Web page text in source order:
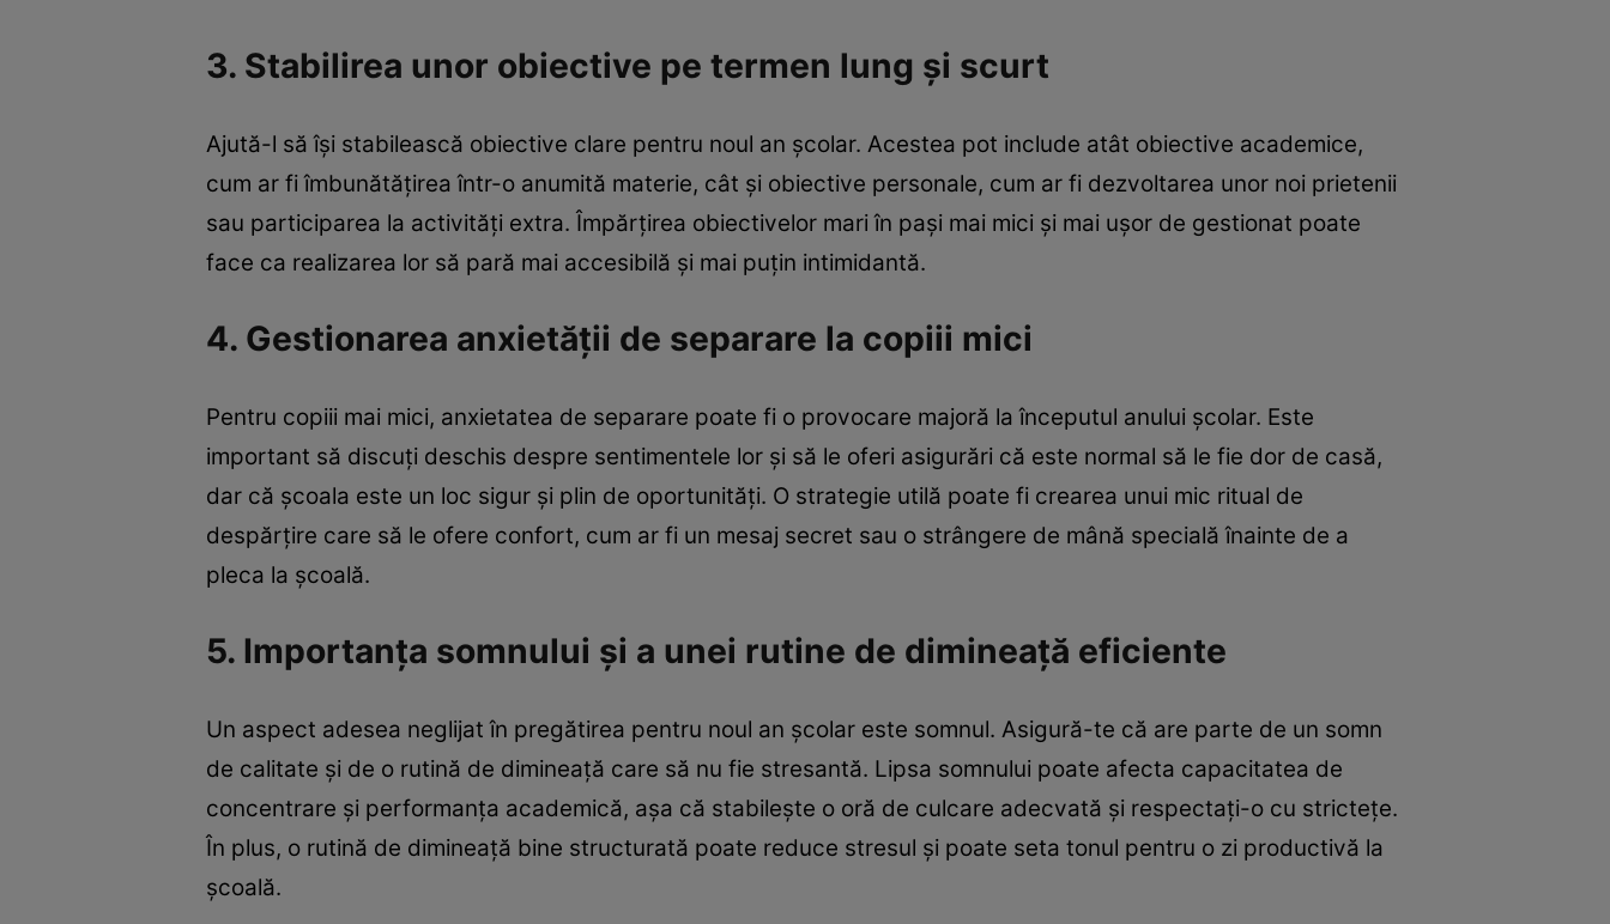
3. Stabilirea unor obiective pe termen lung și scurt
Ajută-l să își stabilească obiective clare pentru noul an școlar. Acestea pot include atât obiective academice,
cum ar fi îmbunătățirea într-o anumită materie, cât și obiective personale, cum ar fi dezvoltarea unor noi prietenii
sau participarea la activități extra. Împărțirea obiectivelor mari în pași mai mici și mai ușor de gestionat poate
face ca realizarea lor să pară mai accesibilă și mai puțin intimidantă.
4. Gestionarea anxietății de separare la copiii mici
Pentru copiii mai mici, anxietatea de separare poate fi o provocare majoră la începutul anului școlar. Este
important să discuți deschis despre sentimentele lor și să le oferi asigurări că este normal să le fie dor de casă,
dar că școala este un loc sigur și plin de oportunități. O strategie utilă poate fi crearea unui mic ritual de
despărțire care să le ofere confort, cum ar fi un mesaj secret sau o strângere de mână specială înainte de a
pleca la școală.
5. Importanța somnului și a unei rutine de dimineață eficiente
Un aspect adesea neglijat în pregătirea pentru noul an școlar este somnul. Asigură-te că are parte de un somn
de calitate și de o rutină de dimineață care să nu fie stresantă. Lipsa somnului poate afecta capacitatea de
concentrare și performanța academică, așa că stabilește o oră de culcare adecvată și respectați-o cu strictețe.
În plus, o rutină de dimineață bine structurată poate reduce stresul și poate seta tonul pentru o zi productivă la
școală.